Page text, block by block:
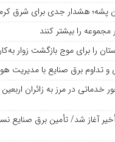
پشه؛ هشدار جدی برای شرق
مجموعه را بیشتر کنند
را برای موج بازگشت زوار
تداوم برق صنایع با مدیریت
خدماتی در مرز به زائران
آغاز شد/ تأمین برق صنایع